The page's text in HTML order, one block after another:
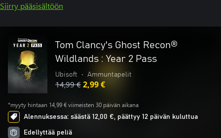
Siirry pääsisältöön
Tom Clancy's Ghost Recon®
Wildlands : Year 2 Pass
Ubisoft • Ammuntapelit
14,99 €2,99 €
*myyty hintaan 14,99 € viimeisten 30 päivän aikana
Alennuksessa: säästä 12,00 €, päättyy 12 päivän kuluttua
Edellyttää peliä